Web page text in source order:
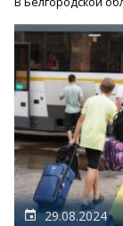
29.08.2024